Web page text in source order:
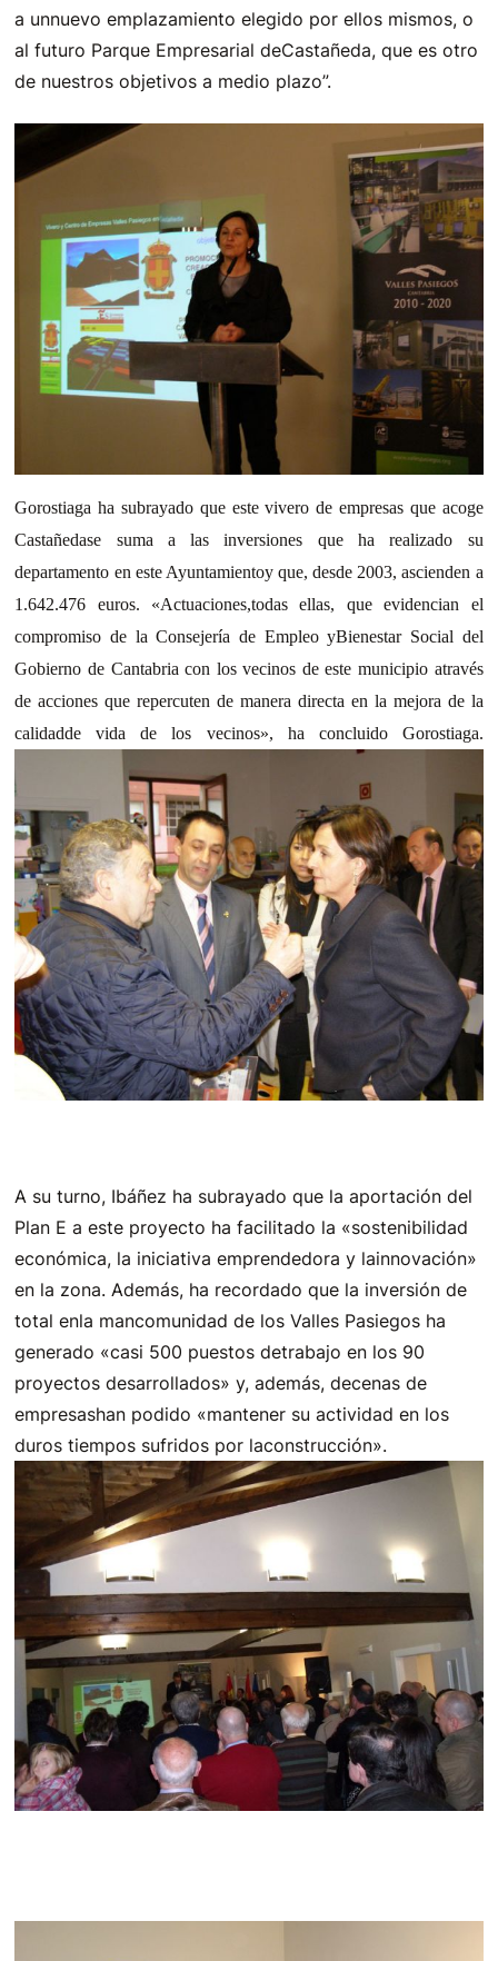
a unnuevo emplazamiento elegido por ellos mismos, o
al futuro Parque Empresarial deCastañeda, que es otro
de nuestros objetivos a medio plazo”.
Gorostiaga ha subrayado que este vivero de empresas que acoge
Castañedase suma a las inversiones que ha realizado su
departamento en este Ayuntamientoy que, desde 2003, ascienden a
1.642.476 euros. «Actuaciones,todas ellas, que evidencian el
compromiso de la Consejería de Empleo yBienestar Social del
Gobierno de Cantabria con los vecinos de este municipio através
de acciones que repercuten de manera directa en la mejora de la
calidadde vida delos vecinos», ha concluido Gorostiaga.
A su turno, Ibáñez ha subrayado que la aportación del
Plan E a este proyecto ha facilitado la «sostenibilidad
económica, la iniciativa emprendedora y lainnovación»
en la zona. Además, ha recordado que la inversión de
total enla mancomunidad de los Valles Pasiegos ha
generado «casi 500 puestos detrabajo en los 90
proyectos desarrollados» y, además, decenas de
empresashan podido «mantener su actividad en los
duros tiempos sufridos por laconstrucción».